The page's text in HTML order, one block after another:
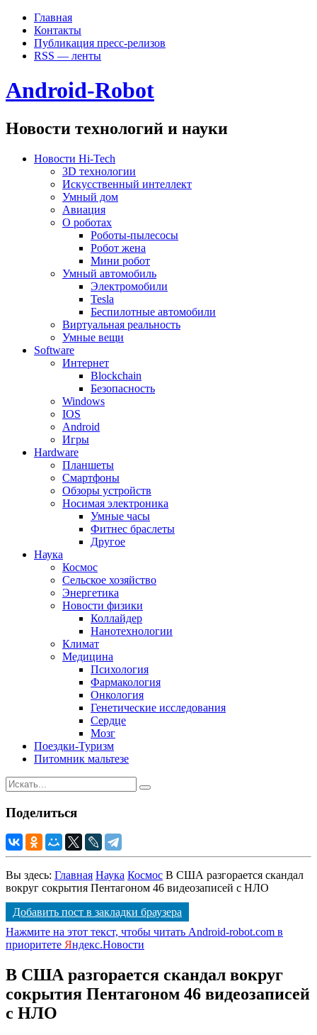
Главная
Контакты
Публикация пресс-релизов
RSS — ленты
Android-Robot
Новости технологий и науки
Новости Hi-Tech
3D технологии
Искусственный интеллект
Умный дом
Авиация
О роботах
Роботы-пылесосы
Робот жена
Мини робот
Умный автомобиль
Электромобили
Tesla
Беспилотные автомобили
Виртуальная реальность
Умные вещи
Software
Интернет
Blockchain
Безопасность
Windows
IOS
Android
Игры
Hardware
Планшеты
Смартфоны
Обзоры устройств
Носимая электроника
Умные часы
Фитнес браслеты
Другое
Наука
Космос
Сельское хозяйство
Энергетика
Новости физики
Коллайдер
Нанотехнологии
Климат
Медицина
Психология
Фармакология
Онкология
Генетические исследования
Сердце
Мозг
Поездки-Туризм
Питомник мальтезе
Поделиться
Вы здесь: Главная Наука Космос В США разгорается скандал
вокруг сокрытия Пентагоном 46 видеозаписей с НЛО
Добавить пост в закладки браузера
Нажмите на этот текст, чтобы читать Android-robot.com в
приоритете Яндекс.Новости
В США разгорается скандал вокруг
сокрытия Пентагоном 46 видеозаписей
с НЛО